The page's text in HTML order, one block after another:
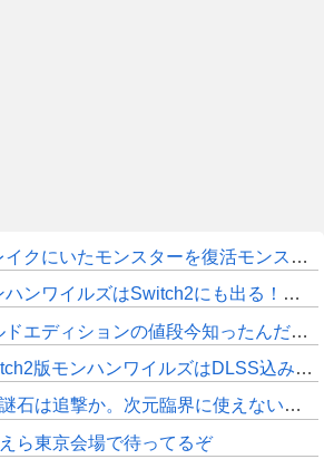
たモンスターを復活モンスターと呼ぶのはやめよう
にも出る！」👈こいつにかけたい言葉ｗｗｗｗｗｗｗｗｗ
ョンの値段今知ったんだけどやっっっっっっすwwwww
ンハンワイルズはDLSS込みで最大1440p動作」
。次元臨界に使えない時点で闘気活性以下のスキルだわ
ら東京会場で待ってるぞ